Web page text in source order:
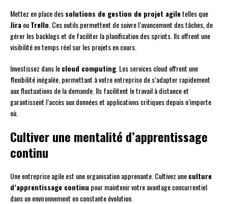
Mettez en place dessolutions de gestion de projet agiletelles que
JiraouTrello . Ces outils permettent de suivre l’avancement des tâches, de
gérer les backlogs et de faciliter la planification des sprints. Ils offrent une
visibilité en temps réel sur les projets en cours.
Investissez dans lecloud computing . Les services cloud offrent une
flexibilité inégalée, permettant à votre entreprise de s’adapter rapidement
aux fluctuations de la demande. Ils facilitent le travail à distance et
garantissent l’accès aux données et applications critiques depuis n’importe
où.
Cultiver une mentalité d’apprentissage
continu
Une entreprise agile est une organisation apprenante. Cultivez uneculture
d’apprentissage continu pour maintenir votre avantage concurrentiel
dans un environnement en constante évolution.